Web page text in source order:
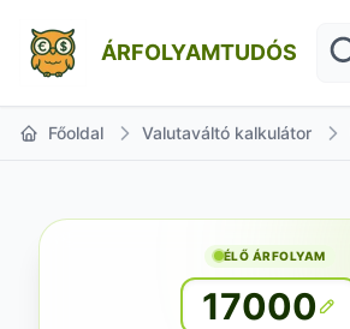
ÁRFOLYAMTUDÓS
Főoldal Valutaváltó kalkulátor
ÉLŐ ÁRFOLYAM
17000